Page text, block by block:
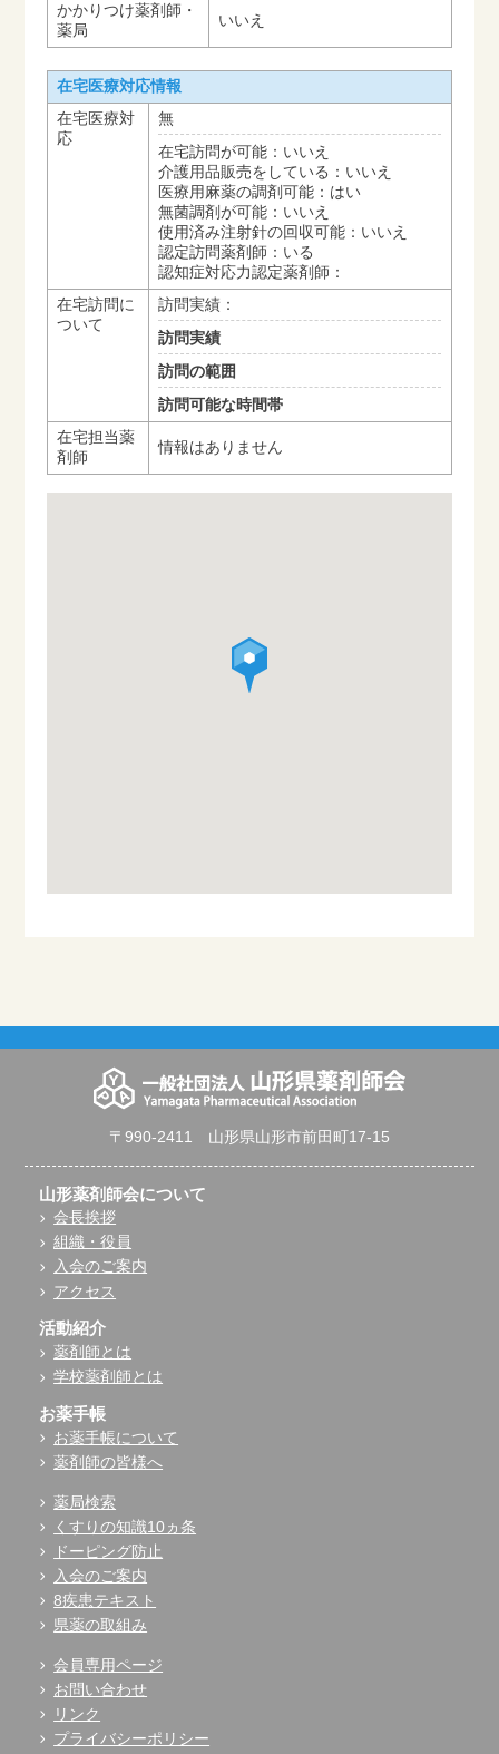
かかりつけ薬剤師・
薬局
いいえ
在宅医療対応情報
在宅医療対
応
無
在宅訪問が可能：いいえ
介護用品販売をしている：いいえ
医療用麻薬の調剤可能：はい
無菌調剤が可能：いいえ
使用済み注射針の回収可能：いいえ
認定訪問薬剤師：いる
認知症対応力認定薬剤師：
在宅訪問に
ついて
訪問実績：
訪問実績
訪問の範囲
訪問可能な時間帯
在宅担当薬
剤師
情報はありません
〒990-2411 山形県山形市前田町17-15
山形薬剤師会について
会長挨拶
組織・役員
入会のご案内
アクセス
活動紹介
薬剤師とは
学校薬剤師とは
お薬手帳
お薬手帳について
薬剤師の皆様へ
薬局検索
くすりの知識10ヵ条
ドーピング防止
入会のご案内
8疾患テキスト
県薬の取組み
会員専用ページ
お問い合わせ
リンク
プライバシーポリシー